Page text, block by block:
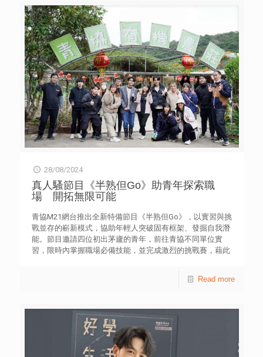
28/08/2024
真人騷節目《半熟但Go》助青年探索職
場 開拓無限可能
青協M21網台推出全新特備節目《半熟但Go》，以實習與挑
戰並存的嶄新模式，協助年輕人突破固有框架、發掘自我潛
能。節目邀請四位初出茅廬的青年，前往青協不同單位實
習，限時內掌握職場必備技能，並完成激烈的挑戰賽，藉此
蔔，深入認識有機耕作。農莊亦提供獨有飲品仙人掌果汁，
啡店經營之道。為贏得客人好評，兩人更即興獻唱，以新穎
方式增強宣傳效果。 另一方面，青年凱祺和Owan則前往
青協賽馬會赤柱戶外訓練營，挑戰成為水陸歷奇活動教練。
兩人在專業教練指導下，以教練及參加者身分參與製作羅馬
Read more